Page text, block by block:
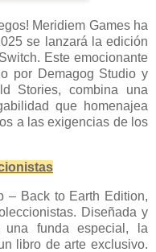
Meridiem Games ha
se lanzará la edición
Este emocionante
por Demagog Studio y
Stories, combina una
que homenajea
a las exigencias de los
– Back to Earth Edition,
Diseñada y
una funda especial, la
libro de arte exclusivo.